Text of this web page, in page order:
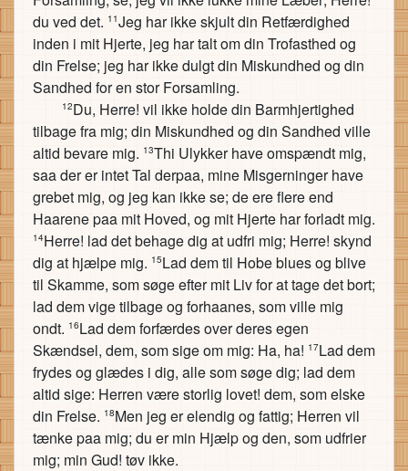
du ved det. 11Jeg har ikke skjult din Retfærdighed
inden i mit Hjerte, jeg har talt om din Trofasthed og
din Frelse; jeg har ikke dulgt din Miskundhed og din
Sandhed for en stor Forsamling.
12Du, Herre! vil ikke holde din Barmhjertighed
tilbage fra mig; din Miskundhed og din Sandhed ville
altid bevare mig. 13Thi Ulykker have omspændt mig,
saa der er intet Tal derpaa, mine Misgerninger have
grebet mig, og jeg kan ikke se; de ere flere end
Haarene paa mit Hoved, og mit Hjerte har forladt mig.
14Herre! lad det behage dig at udfri mig; Herre! skynd
dig at hjælpe mig. 15Lad dem til Hobe blues og blive
til Skamme, som søge efter mit Liv for at tage det bort;
lad dem vige tilbage og forhaanes, som ville mig
ondt. 16Lad dem forfærdes over deres egen
Skændsel, dem, som sige om mig: Ha, ha! 17Lad dem
frydes og glædes i dig, alle som søge dig; lad dem
altid sige: Herren være storlig lovet! dem, som elske
din Frelse. 18Men jeg er elendig og fattig; Herren vil
tænke paa mig; du er min Hjælp og den, som udfrier
mig; min Gud! tøv ikke.